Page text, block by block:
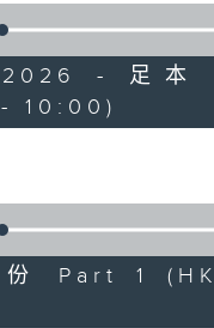
stories,
repertoire
slides and
2026 - 足本
10:00)
份 Part 1